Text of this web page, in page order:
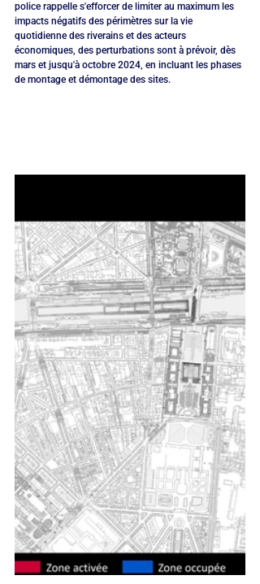
police rappelle s'efforcer de limiter au maximum les
impacts négatifs des périmètres sur la vie
quotidienne des riverains et des acteurs
économiques, des perturbations sont à prévoir, dès
mars et jusqu'à octobre 2024, en incluant les phases
de montage et démontage des sites.